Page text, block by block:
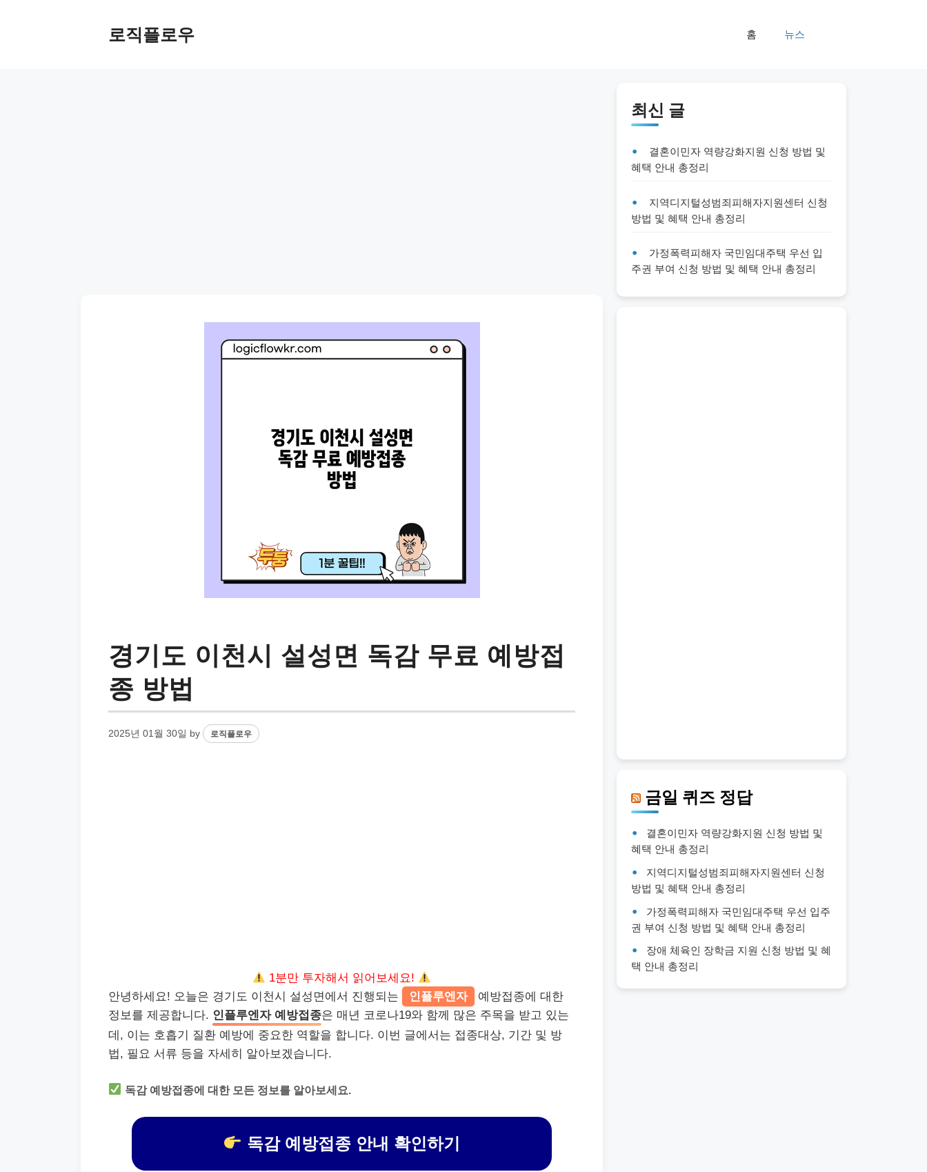
로직플로우 홈 뉴스
경기도 이천시 설성면 독감 무료 예방접
종 방법
2025년 01월 30일 by 로직플로우
1분만 투자해서 읽어보세요!
안녕하세요! 오늘은 경기도 이천시 설성면에서 진행되는
인플루엔자
예방접종에 대한
정보를 제공합니다. 인플루엔자 예방접종은 매년 코로나19와 함께 많은 주목을 받고 있는
데, 이는 호흡기 질환 예방에 중요한 역할을 합니다. 이번 글에서는 접종대상, 기간 및 방
법, 필요 서류 등을 자세히 알아보겠습니다.
독감 예방접종에 대한 모든 정보를 알아보세요.
독감 예방접종 안내 확인하기
최신 글
결혼이민자 역량강화지원 신청 방법 및
혜택 안내 총정리
지역디지털성범죄피해자지원센터 신청
방법 및 혜택 안내 총정리
가정폭력피해자 국민임대주택 우선 입
주권 부여 신청 방법 및 혜택 안내 총정리
금일 퀴즈 정답
결혼이민자 역량강화지원 신청 방법 및
혜택 안내 총정리
지역디지털성범죄피해자지원센터 신청
방법 및 혜택 안내 총정리
가정폭력피해자 국민임대주택 우선 입주
권 부여 신청 방법 및 혜택 안내 총정리
장애 체육인 장학금 지원 신청 방법 및 혜
택 안내 총정리